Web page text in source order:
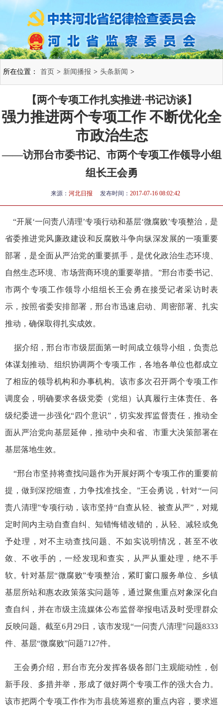
所在位置： 首页 > 新闻播报 > 头条新闻 >
【两个专项工作扎实推进·书记访谈】
强力推进两个专项工作 不断优化全
市政治生态
——访邢台市委书记、市两个专项工作领导小组
组长王会勇
来源： 河北日报 发布时间： 2017-07-16 08:02:42
“开展‘一问责八清理’专项行动和基层‘微腐败’专项整治，是
省委推进党风廉政建设和反腐败斗争向纵深发展的一项重要
部署，是全面从严治党的重要抓手，是优化政治生态环境、
自然生态环境、市场营商环境的重要举措。”邢台市委书记、
市两个专项工作领导小组组长王会勇在接受记者采访时表
示，按照省委安排部署，邢台市迅速启动、周密部署、扎实
推动，确保取得扎实成效。
据介绍，邢台市市级层面第一时间成立领导小组，负责总
体谋划推动、组织协调两个专项工作，各地各单位也都成立
了相应的领导机构和办事机构。该市多次召开两个专项工作
调度会，明确要求各级党委（党组）认真履行主体责任、各
级纪委进一步强化“四个意识”，切实发挥监督责任，推动全
面从严治党向基层延伸，推动中央和省、市重大决策部署在
基层落地生效。
“邢台市坚持将查找问题作为开展好两个专项工作的重要前
提，做到深挖细查，力争找准找全。”王会勇说，针对“一问
责八清理”专项行动，该市坚持“自查从轻、被查从严”，对规
定时间内主动自查自纠、知错悔错改错的，从轻、减轻或免
予处理，对不主动查找问题、不如实说明情况，甚至不收
敛、不收手的，一经发现和查实，从严从重处理，绝不手
软。针对基层“微腐败”专项整治，紧盯窗口服务单位、乡镇
基层所站和惠农政策落实问题等，通过聚焦重点对象深化自
查自纠，并在市级主流媒体公布监督举报电话及时受理群众
反映问题。截至6月29日，该市发现“一问责八清理”问题8333
件、基层“微腐败”问题7127件。
王会勇介绍，邢台市充分发挥各级各部门主观能动性，创
新手段、多措并举，形成了做好两个专项工作的强大合力。
该市把两个专项工作作为市县统筹巡察的重点内容，要求巡